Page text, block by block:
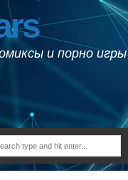
и порно игры